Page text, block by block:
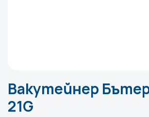
Вакутейнер
21G